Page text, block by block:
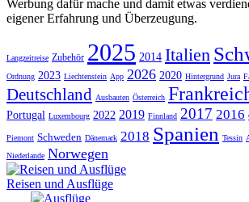
Werbung dafür mache und damit etwas
eigener Erfahrung und Überzeugung.
Langzeitreise Zubehör 2025 2014 Italien
Ordnung 2023 Liechtenstein App 2026 2020 Hintergrund Jura
Deutschland Ausbauten Österreich
Portugal Luxembourg 2022 2019 Finnland 2017 2016
Piemont Schweden Dänemark 2018 Spanien Tessin
Niederlande Norwegen
Reisen und Ausflüge